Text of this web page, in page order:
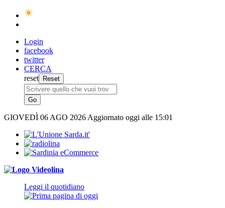
Login
facebook
twitter
CERCA
reset
GIOVEDÌ 06 AGO 2026 Aggiornato oggi alle 15:01
Leggi il quotidiano